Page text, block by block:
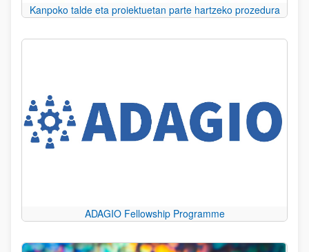
Kanpoko talde eta proiektuetan parte hartzeko prozedura
ADAGIO Fellowship Programme